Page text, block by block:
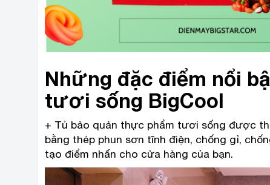
Những đặc điểm nổi
tươi sống BigCool
+ Tủ bảo quản thực phẩm tươi sống được
bằng thép phun sơn tĩnh điện, chống gỉ,
tạo điểm nhấn cho cửa hàng của bạn.